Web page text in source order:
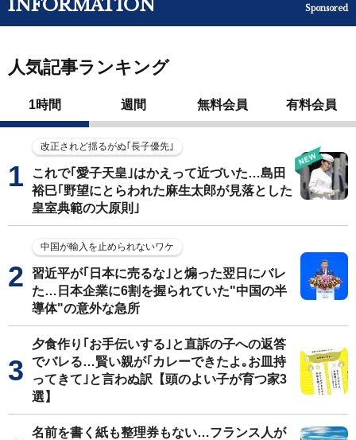
INFORMATION Sponsored
人気記事ランキング
1時間 週間 無料会員 有料会員
改正されど揺るがぬ｢長子優先｣
これで｢愛子天皇｣はかえって近づいた…島田
裕巳｢野望にとらわれた麻生太郎が見落とした
皇室典範の大原則｣
中国が輸入を止められないワケ
習近平が｢日本に売るな｣と煽った翌日にバレ
た…日本企業に6割を握られていた"中国の半
導体"の意外な急所
夕食作り｢お手伝いする｣と直訴の子への返答
でバレる…賢い親が｢カレーできたよ｡お皿持
ってきて｣と言わぬ訳【頭のよい子が育つ家3
選】
名前を書く紙も整理券もない…フランス人が